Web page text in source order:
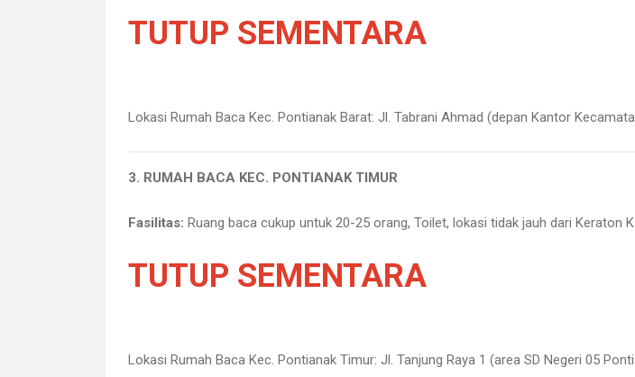
TUTUP SEMENTARA
Lokasi Rumah Baca Kec. Pontianak Barat: Jl. Tabrani Ahmad (depan Kantor
3. RUMAH BACA KEC. PONTIANAK TIMUR
Fasilitas: Ruang baca cukup untuk 20-25 orang, Toilet, lokasi tidak jauh dari
TUTUP SEMENTARA
Lokasi Rumah Baca Kec. Pontianak Timur: Jl. Tanjung Raya 1 (area SD Negeri 05